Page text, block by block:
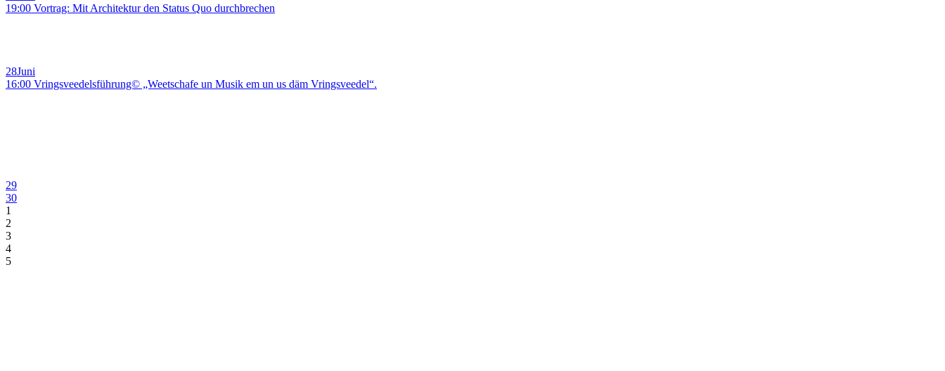
19:00 Vortrag: Mit Architektur den Status Quo durchbrechen
28Juni
16:00 Vringsveedelsführung© „Weetschafe un Musik em un us däm Vringsveedel“.
29
30
1
2
3
4
5